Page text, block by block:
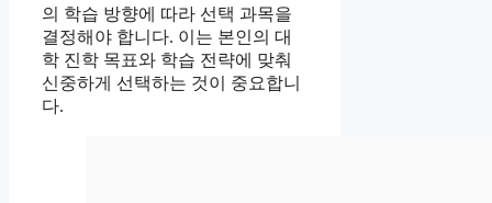
의 학습 방향에 따라 선택 과목을
결정해야 합니다. 이는 본인의 대
학 진학 목표와 학습 전략에 맞춰
신중하게 선택하는 것이 중요합니
다.